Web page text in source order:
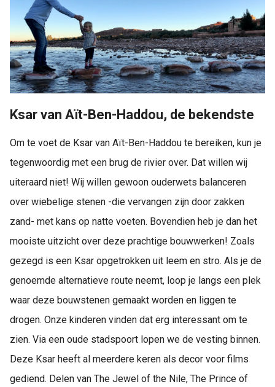
Ksar van Aït-Ben-Haddou, de bekendste
Om te voet de Ksar van Aït-Ben-Haddou te bereiken, kun je
tegenwoordig met een brug de rivier over. Dat willen wij
uiteraard niet! Wij willen gewoon ouderwets balanceren
over wiebelige stenen -die vervangen zijn door zakken
zand- met kans op natte voeten. Bovendien heb je dan het
mooiste uitzicht over deze prachtige bouwwerken! Zoals
gezegd is een Ksar opgetrokken uit leem en stro. Als je de
genoemde alternatieve route neemt, loop je langs een plek
waar deze bouwstenen gemaakt worden en liggen te
drogen. Onze kinderen vinden dat erg interessant om te
zien. Via een oude stadspoort lopen we de vesting binnen.
Deze Ksar heeft al meerdere keren als decor voor films
gediend. Delen van The Jewel of the Nile, The Prince of